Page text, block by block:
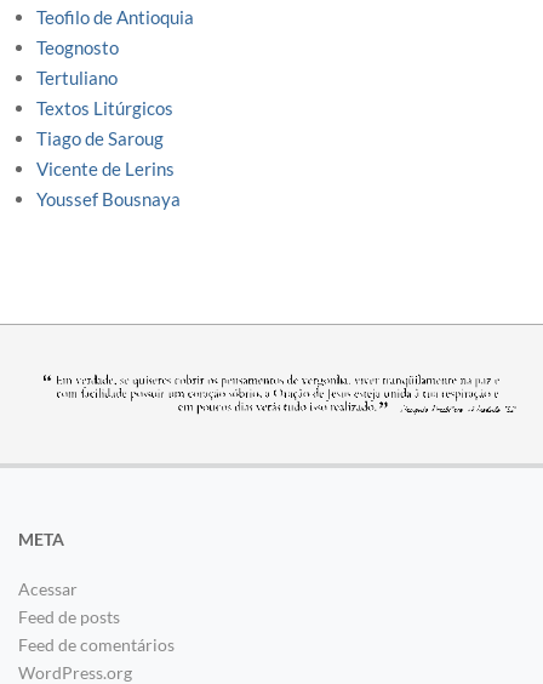
Teofilo de Antioquia
Teognosto
Tertuliano
Textos Litúrgicos
Tiago de Saroug
Vicente de Lerins
Youssef Bousnaya
META
Acessar
Feed de posts
Feed de comentários
WordPress.org